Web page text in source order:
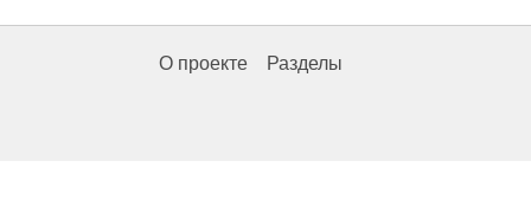
О проекте Разделы